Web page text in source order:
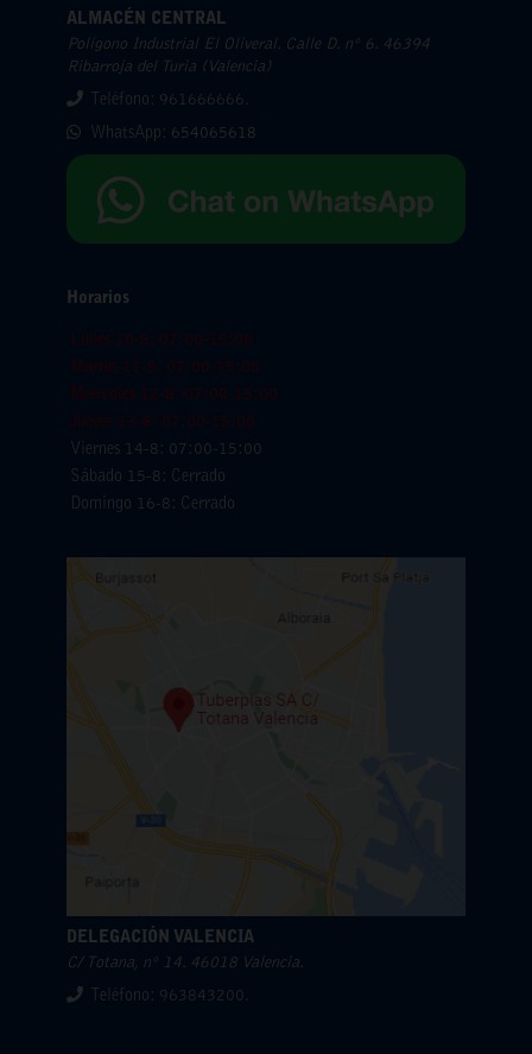
ALMACÉN CENTRAL
Polígono Industrial El Oliveral. Calle D. nº 6. 46394
Ribarroja del Turia (Valencia)
Teléfono: 961666666.
WhatsApp: 654065618
Horarios
Lunes 10-8: 07:00-15:00
Martes 11-8: 07:00-15:00
Miercoles 12-8: 07:00-15:00
Jueves 13-8: 07:00-15:00
Viernes 14-8: 07:00-15:00
Sábado 15-8: Cerrado
Domingo 16-8: Cerrado
DELEGACIÓN VALENCIA
C/ Totana, nº 14. 46018 Valencia.
Teléfono: 963843200.